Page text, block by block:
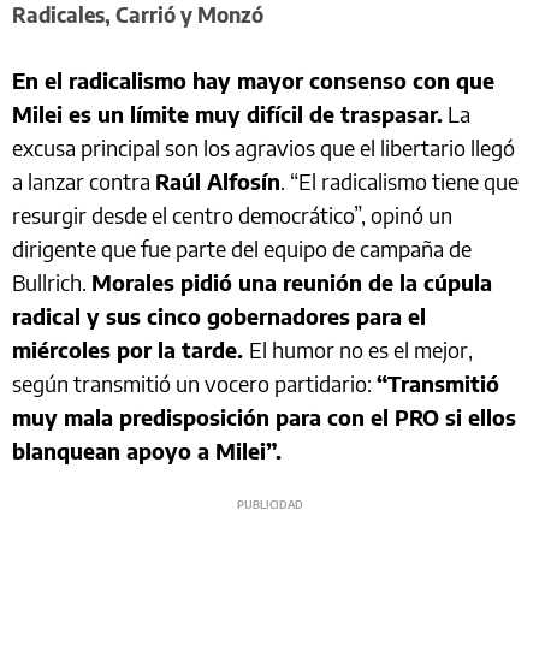
Radicales, Carrió y Monzó
En el radicalismo hay mayor consenso con que
Milei es un límite muy difícil de traspasar. La
excusa principal son los agravios que el libertario llegó
a lanzar contra Raúl Alfosín. “El radicalismo tiene que
resurgir desde el centro democrático”, opinó un
dirigente que fue parte del equipo de campaña de
Bullrich. Morales pidió una reunión de la cúpula
radical y sus cinco gobernadores para el
miércoles por la tarde. El humor no es el mejor,
según transmitió un vocero partidario: “Transmitió
muy mala predisposición para con el PRO si ellos
blanquean apoyo a Milei”.